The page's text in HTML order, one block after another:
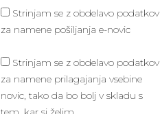
Strinjam se z obdelavo podatkov
za namene pošiljanja e-novic
Strinjam se z obdelavo podatkov
za namene prilagajanja vsebine
novic, tako da bo bolj v skladu s